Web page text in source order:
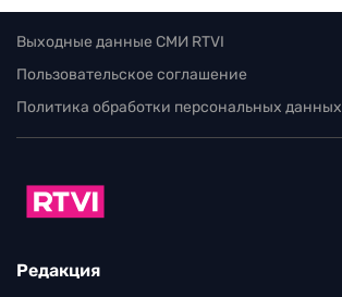
Выходные данные СМИ RTVI
Пользовательское соглашение
Политика обработки персональных данных
Редакция